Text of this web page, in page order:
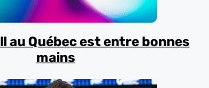
au Québec est entre bonnes
mains